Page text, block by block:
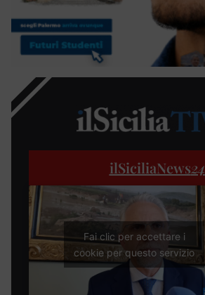
ilSiciliaNews24
Fai clic per accettare i
cookie per questo servizio